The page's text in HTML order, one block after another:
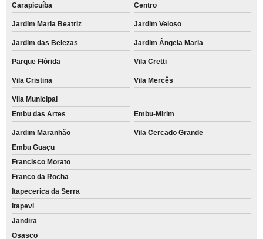
Carapicuíba
Centro
Jardim Maria Beatriz Jardim Veloso
Jardim das Belezas Jardim Ângela Maria
Parque Flórida Vila Cretti
Vila Cristina Vila Mercês
Vila Municipal
Embu das Artes
Embu-Mirim
Jardim Maranhão
Vila Cercado Grande
Embu Guaçu
Francisco Morato
Franco da Rocha
Itapecerica da Serra
Itapevi
Jandira
Osasco